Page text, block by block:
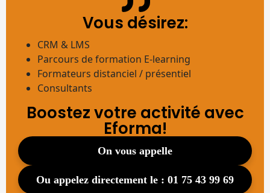
Vous désirez:
CRM & LMS
Parcours de formation E-learning
Formateurs distanciel / présentiel
Consultants
Boostez votre activité avec
Eforma!
on vous appelle
ou appelez directement le : 01 75 43 99 69